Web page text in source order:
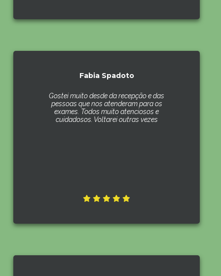
Fabia Spadoto
Gostei muito desde da recepção e das
pessoas que nos atenderam para os
exames. Todos muito atenciosos e
cuidadosos. Voltarei outras vezes